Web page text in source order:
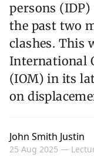
persons (IDP)
the past two
clashes. This
International
(IOM) in its
on
John Smith Justin
25 Aug 2025 —